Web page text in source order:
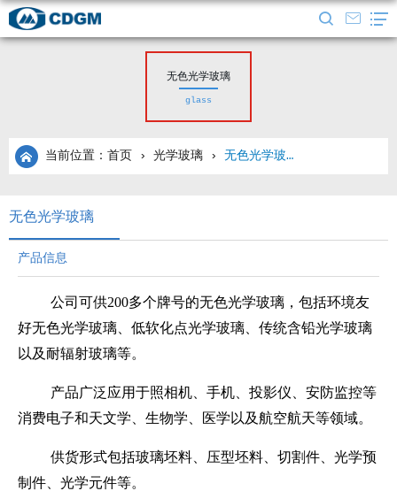
无色光学玻璃
glass
当前位置：首页 › 光学玻璃 › 无色光学玻璃
无色光学玻璃
产品信息
公司可供200多个牌号的无色光学玻璃，包括环境友
好无色光学玻璃、低软化点光学玻璃、传统含铅光学玻璃
以及耐辐射玻璃等。
产品广泛应用于照相机、手机、投影仪、安防监控等
消费电子和天文学、生物学、医学以及航空航天等领域。
供货形式包括玻璃坯料、压型坯料、切割件、光学预
制件、光学元件等。